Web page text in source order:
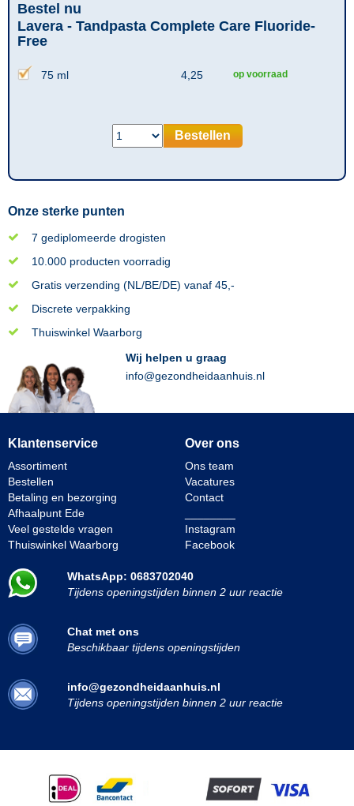
Bestel nu
Lavera - Tandpasta Complete Care Fluoride-
Free
75 ml 4,25 op voorraad
Bestellen
Onze sterke punten
7 gediplomeerde drogisten
10.000 producten voorradig
Gratis verzending (NL/BE/DE) vanaf 45,-
Discrete verpakking
Thuiswinkel Waarborg
Wij helpen u graag
info@gezondheidaanhuis.nl
Klantenservice
Assortiment
Bestellen
Betaling en bezorging
Afhaalpunt Ede
Veel gestelde vragen
Thuiswinkel Waarborg
Over ons
Ons team
Vacatures
Contact
Instagram
Facebook
WhatsApp: 0683702040
Tijdens openingstijden binnen 2 uur reactie
Chat met ons
Beschikbaar tijdens openingstijden
info@gezondheidaanhuis.nl
Tijdens openingstijden binnen 2 uur reactie